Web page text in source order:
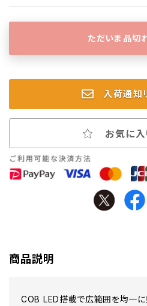
ただいま品切
入荷通知
お気に
商品説明
COB LED搭載で広範囲を均一に